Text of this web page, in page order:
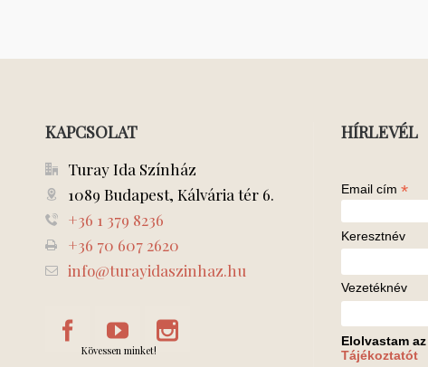
KAPCSOLAT
Turay Ida Színház
1089 Budapest, Kálvária tér 6.
+36 1 379 8236
+36 70 607 2620
info@turayidaszinhaz.hu
Kövessen minket!
HÍRLEVÉL
Email cím *
Keresztnév
Vezetéknév
Elolvastam az
Tájékoztatót